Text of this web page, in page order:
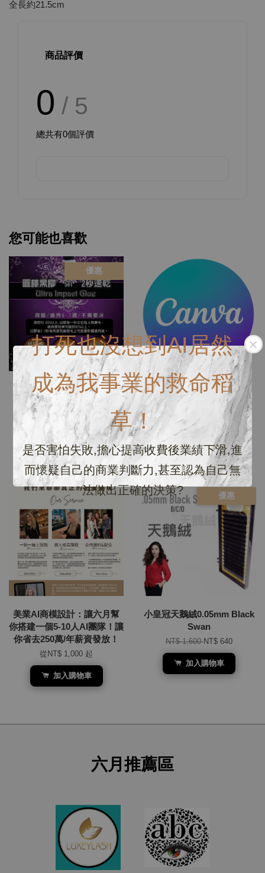
打死也沒想到AI居然
成為我事業的救命稻
草！
是否害怕失敗,擔心提高收費後業績下滑,進
而懷疑自己的商業判斷力,甚至認為自己無
法做出正確的決策?
全長約21.5cm
商品評價
0 / 5
總共有0個評價
您可能也喜歡
優惠
圖藤黑膠 5ml Ultra Impact
Glue
NT$ 1,100 NT$ 550
加入購物車
團購！教育版本年費！必
買！不要再花大錢了！（沒
看內容不要下單）
從NT$ 600 起
加入購物車
美業AI商模設計：讓六月幫
你搭建一個5-10人AI團隊！讓
你省去250萬/年薪資發放！
從 NT$ 1,000 起
加入購物車
優惠
小皇冠天鵝絨0.05mm Black
Swan
NT$ 1,600NT$ 640
加入購物車
六月推薦區